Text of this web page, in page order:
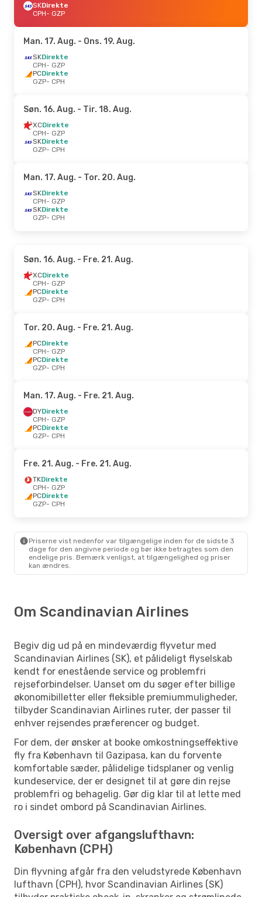
SKDirekte
CPH- GZP
Man. 17. Aug. - Ons. 19. Aug.
SKDirekte
CPH- GZP
PCDirekte
GZP- CPH
Søn. 16. Aug. - Tir. 18. Aug.
XCDirekte
CPH- GZP
SKDirekte
GZP- CPH
Man. 17. Aug. - Tor. 20. Aug.
SKDirekte
CPH- GZP
SKDirekte
GZP- CPH
Søn. 16. Aug. - Fre. 21. Aug.
XCDirekte
CPH- GZP
PCDirekte
GZP- CPH
Tor. 20. Aug. - Fre. 21. Aug.
PCDirekte
CPH- GZP
PCDirekte
GZP- CPH
Man. 17. Aug. - Fre. 21. Aug.
DYDirekte
CPH- GZP
PCDirekte
GZP- CPH
Fre. 21. Aug. - Fre. 21. Aug.
TKDirekte
CPH- GZP
PCDirekte
GZP- CPH
Priserne vist nedenfor var tilgængelige inden for de sidste 3
dage for den angivne periode og bør ikke betragtes som den
endelige pris. Bemærk venligst, at tilgængelighed og priser
kan ændres.
Om Scandinavian Airlines
Begiv dig ud på en mindeværdig flyvetur med
Scandinavian Airlines (SK), et pålideligt flyselskab
kendt for enestående service og problemfri
rejseforbindelser. Uanset om du søger efter billige
økonomibilletter eller fleksible premiummuligheder,
tilbyder Scandinavian Airlines ruter, der passer til
enhver rejsendes præferencer og budget.
For dem, der ønsker at booke omkostningseffektive
fly fra København til Gazipasa, kan du forvente
komfortable sæder, pålidelige tidsplaner og venlig
kundeservice, der er designet til at gøre din rejse
problemfri og behagelig. Gør dig klar til at lette med
ro i sindet ombord på Scandinavian Airlines.
Oversigt over afgangslufthavn:
København (CPH)
Din flyvning afgår fra den veludstyrede København
lufthavn (CPH), hvor Scandinavian Airlines (SK)